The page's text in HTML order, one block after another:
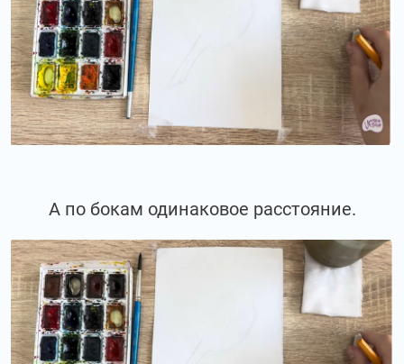
А по бокам одинаковое расстояние.